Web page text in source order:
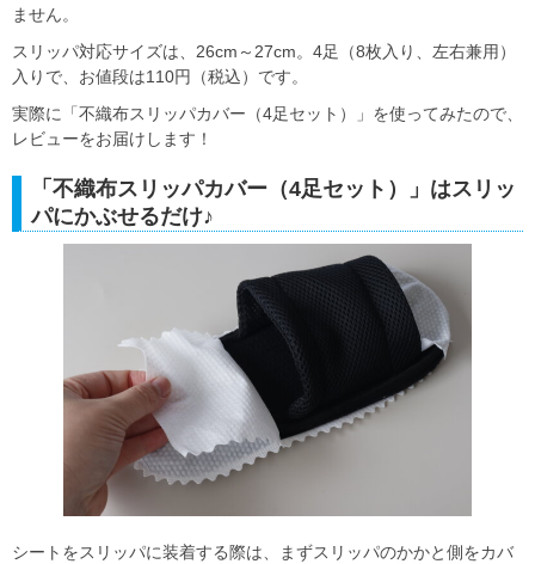
ません。
スリッパ対応サイズは、26cm～27cm。4足（8枚入り、左右兼用）
入りで、お値段は110円（税込）です。
実際に「不織布スリッパカバー（4足セット）」を使ってみたので、
レビューをお届けします！
「不織布スリッパカバー（4足セット）」はスリッ
パにかぶせるだけ♪
シートをスリッパに装着する際は、まずスリッパのかかと側をカバ